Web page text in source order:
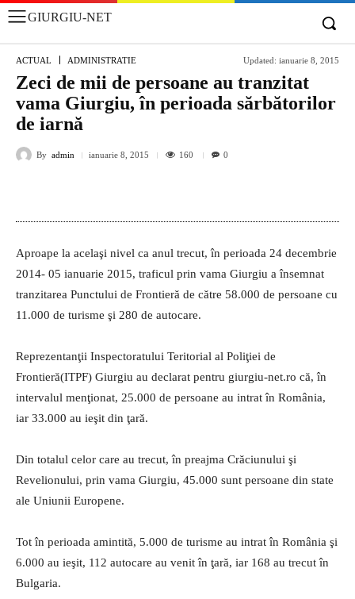
GIURGIU-NET
ACTUAL ADMINISTRATIE Updated: ianuarie 8, 2015
Zeci de mii de persoane au tranzitat
vama Giurgiu, în perioada sărbătorilor
de iarnă
By admin ianuarie 8, 2015 160 0
Aproape la acelaşi nivel ca anul trecut, în perioada 24 decembrie
2014- 05 ianuarie 2015, traficul prin vama Giurgiu a însemnat
tranzitarea Punctului de Frontieră de către 58.000 de persoane cu
11.000 de turisme şi 280 de autocare.
Reprezentanţii Inspectoratului Teritorial al Poliţiei de
Frontieră(ITPF) Giurgiu au declarat pentru giurgiu-net.ro că, în
intervalul menţionat, 25.000 de persoane au intrat în România,
iar 33.000 au ieşit din ţară.
Din totalul celor care au trecut, în preajma Crăciunului şi
Revelionului, prin vama Giurgiu, 45.000 sunt persoane din state
ale Uniunii Europene.
Tot în perioada amintită, 5.000 de turisme au intrat în România şi
6.000 au ieşit, 112 autocare au venit în ţară, iar 168 au trecut în
Bulgaria.